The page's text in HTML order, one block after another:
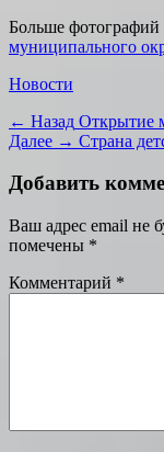
Больше фотографий
муниципального
Категории
Новости
Навигация
по
записям
← Назад
запись:
Открытие
Далее → Следующая
Страна
Добавить
Ваш адрес email не
помечены *
Комментарий *